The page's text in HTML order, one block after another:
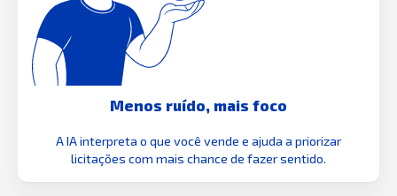
Menos ruído, mais foco
A IA interpreta o que você vende e ajuda a priorizar
licitações com mais chance de fazer sentido.